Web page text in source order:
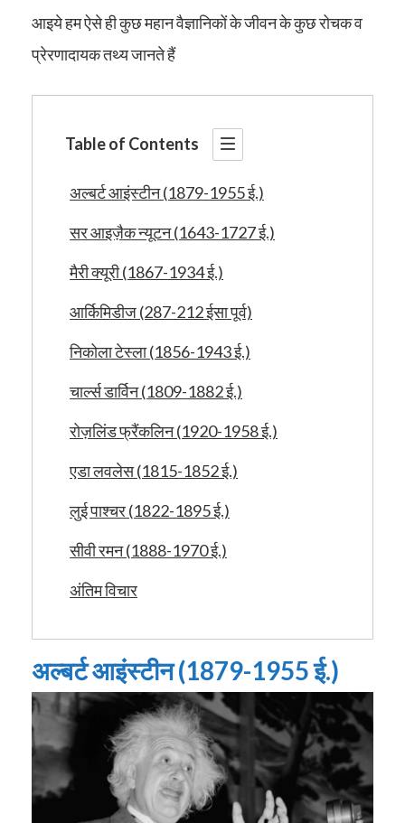
आइये हम ऐसे ही कुछ महान वैज्ञानिकों के जीवन के कुछ रोचक व
प्रेरणादायक तथ्य जानते हैं
Table of Contents
अल्बर्ट आइंस्टीन (1879-1955 ई.)
सर आइज़ैक न्यूटन (1643-1727 ई.)
मैरी क्यूरी (1867-1934 ई.)
आर्किमिडीज (287-212 ईसा पूर्व)
निकोला टेस्ला (1856-1943 ई.)
चार्ल्स डार्विन (1809-1882 ई.)
रोज़लिंड फ्रैंकलिन (1920-1958 ई.)
एडा लवलेस (1815-1852 ई.)
लुई पाश्चर (1822-1895 ई.)
सीवी रमन (1888-1970 ई.)
अंतिम विचार
अल्बर्ट आइंस्टीन (1879-1955 ई.)